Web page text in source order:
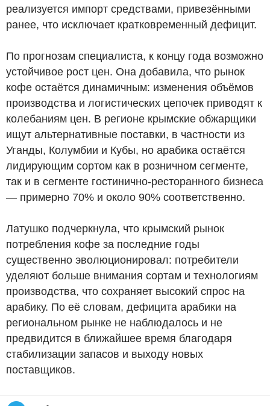
реализуется импорт средствами, привезёнными
ранее, что исключает кратковременный дефицит.
По прогнозам специалиста, к концу года возможно
устойчивое рост цен. Она добавила, что рынок
кофе остаётся динамичным: изменения объёмов
производства и логистических цепочек приводят к
колебаниям цен. В регионе крымские обжарщики
ищут альтернативные поставки, в частности из
Уганды, Колумбии и Кубы, но арабика остаётся
лидирующим сортом как в розничном сегменте,
так и в сегменте гостинично-ресторанного бизнеса
— примерно 70% и около 90% соответственно.
Латушко подчеркнула, что крымский рынок
потребления кофе за последние годы
существенно эволюционировал: потребители
уделяют больше внимания сортам и технологиям
производства, что сохраняет высокий спрос на
арабику. По её словам, дефицита арабики на
региональном рынке не наблюдалось и не
предвидится в ближайшее время благодаря
стабилизации запасов и выходу новых
поставщиков.